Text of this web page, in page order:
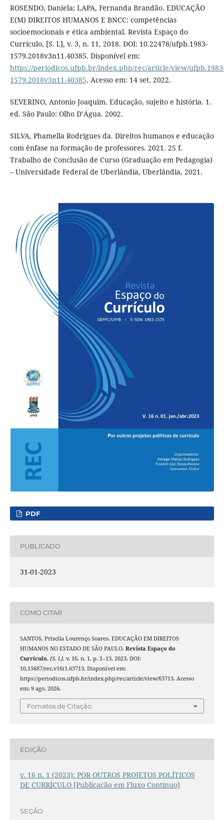
ROSENDO, Daniela; LAPA, Fernanda Brandão. EDUCAÇÃO
E(M) DIREITOS HUMANOS E BNCC: competências
socioemocionais e ética ambiental. Revista Espaço do
Currículo, [S. l.], v. 3, n. 11, 2018. DOI: 10.22478/ufpb.1983-
1579.2018v3n11.40385. Disponível em:
https://periodicos.ufpb.br/index.php/rec/article/view/
1579.2018v3n11.40385. Acesso em: 14 set. 2022.
SEVERINO, Antonio Joaquim. Educação, sujeito e história. 1.
ed. São Paulo: Olho D’Água. 2002.
SILVA, Phamella Rodrigues da. Direitos humanos e educação
com ênfase na formação de professores. 2021. 25 f.
Trabalho de Conclusão de Curso (Graduação em Pedagogia)
– Universidade Federal de Uberlândia, Uberlândia, 2021.
PDF
PUBLICADO
31-01-2023
COMO CITAR
SANTOS, Priscila Lourenço Soares. EDUCAÇÃO EM DIREITOS
HUMANOS NO ESTADO DE SÃO PAULO. Revista Espaço do
Currículo, [S. l.], v. 16, n. 1, p. 1–13, 2023. DOI:
10.15687/rec.v16i1.63713. Disponível em:
https://periodicos.ufpb.br/index.php/rec/article/view/63713. Acesso
em: 9 ago. 2026.
Fomatos de Citação
EDIÇÃO
v. 16 n. 1 (2023): POR OUTROS PROJETOS POLÍTICOS
DE CURRÍCULO [Publicação em Fluxo Contínuo]
SEÇÃO